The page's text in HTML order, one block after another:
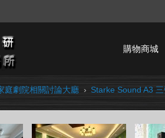
購物商城
庭劇院相關討論大廳 › Starke Sound A3